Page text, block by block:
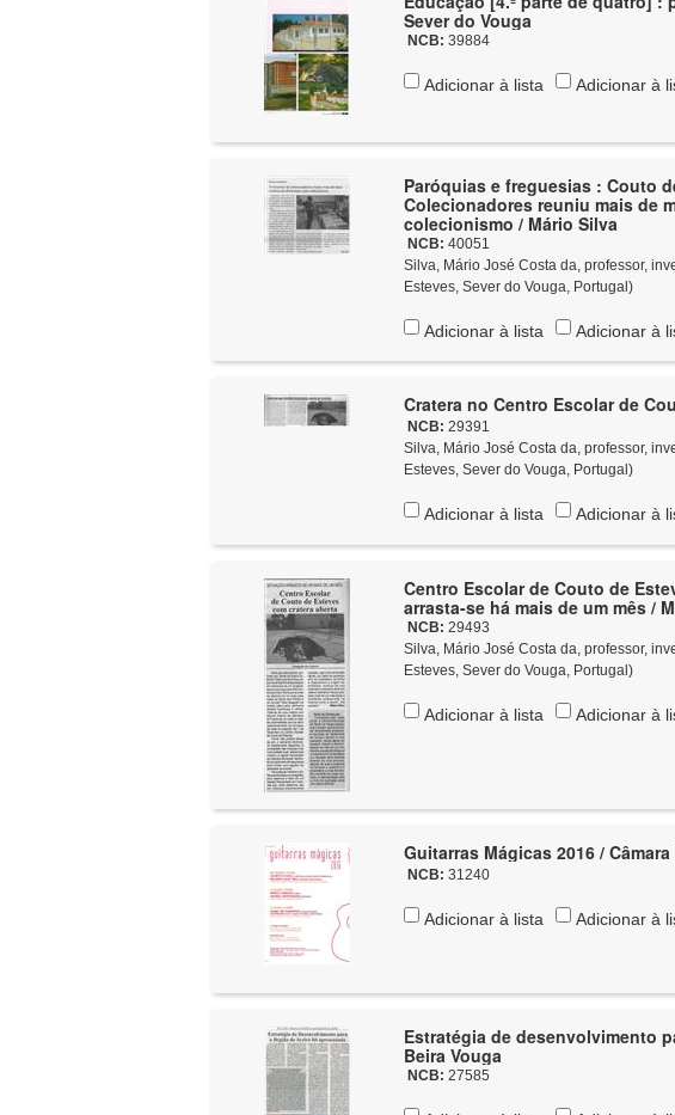
Sever do Vouga
NCB:39884
Adicionar à lista Adicionar à
Paróquias e freguesias : Couto
Colecionadores reuniu mais de
colecionismo / Mário Silva
NCB:40051
Silva, Mário José Costa da, professor,
Esteves, Sever do Vouga, Portugal)
Adicionar à lista Adicionar à
Cratera no Centro Escolar de
NCB:29391
Silva, Mário José Costa da, professor,
Esteves, Sever do Vouga, Portugal)
Adicionar à lista Adicionar à
Centro Escolar de Couto de
arrasta-se há mais de um mês /
NCB:29493
Silva, Mário José Costa da, professor,
Esteves, Sever do Vouga, Portugal)
Adicionar à lista Adicionar à
Guitarras Mágicas 2016 /
NCB:31240
Adicionar à lista Adicionar à
Estratégia de desenvolvimento
Beira Vouga
NCB:27585